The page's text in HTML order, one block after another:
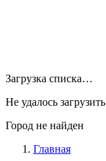
Загрузка списка…
Не удалось
Город не найден
Главная